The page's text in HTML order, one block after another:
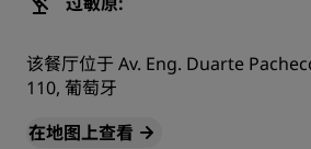
该餐厅位于 Av. Eng. Duarte
110, 葡萄牙
在地图上查看